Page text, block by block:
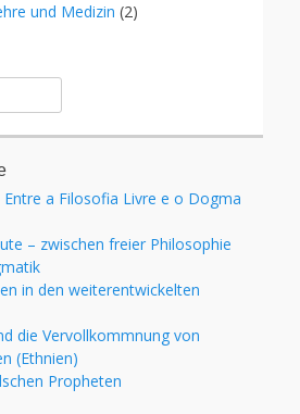
und Medizin (2)
a Filosofia Livre e o Dogma
– zwischen freier Philosophie
in den weiterentwickelten
die Vervollkommnung von
(Ethnien)
Propheten